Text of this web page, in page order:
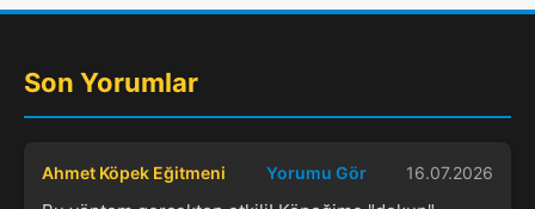
Son Yorumlar
Ahmet Köpek Eğitmeni Yorumu Gör 16.07.2026